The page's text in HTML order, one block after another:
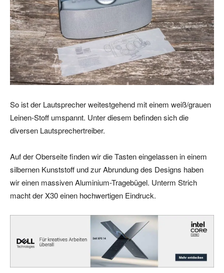
So ist der Lautsprecher weitestgehend mit einem weiß/grauen
Leinen-Stoff umspannt. Unter diesem befinden sich die
diversen Lautsprechertreiber.
Auf der Oberseite finden wir die Tasten eingelassen in einem
silbernen Kunststoff und zur Abrundung des Designs haben
wir einen massiven Aluminium-Tragebügel. Unterm Strich
macht der X30 einen hochwertigen Eindruck.